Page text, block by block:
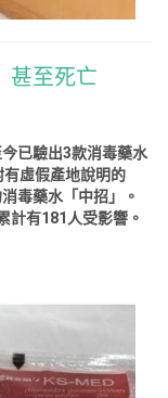
至死亡
已驗出3款消毒藥水
虛假產地說明的
毒藥水「中招」。
計有181人受影響。